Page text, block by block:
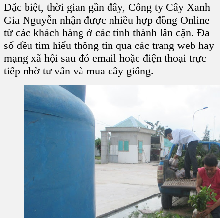
Đặc biệt, thời gian gần đây, Công ty Cây Xanh
Gia Nguyễn nhận được nhiều hợp đồng Online
từ các khách hàng ở các tỉnh thành lân cận. Đa
số đều tìm hiểu thông tin qua các trang web hay
mạng xã hội sau đó email hoặc điện thoại trực
tiếp nhờ tư vấn và mua cây giống.